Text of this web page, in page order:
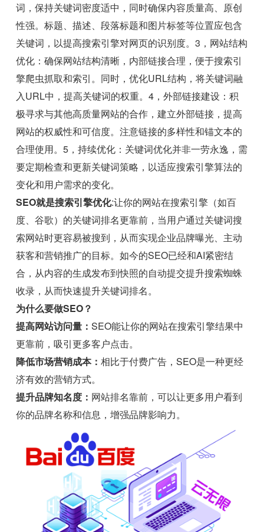
词，保持关键词密度适中，同时确保内容质量高、原创
性强。标题、描述、段落标题和图片标签等位置应包含
关键词，以提高搜索引擎对网页的识别度。3，网站结构
优化：确保网站结构清晰，内部链接合理，便于搜索引
擎爬虫抓取和索引。同时，优化URL结构，将关键词融
入URL中，提高关键词的权重。4，外部链接建设：积
极寻求与其他高质量网站的合作，建立外部链接，提高
网站的权威性和可信度。注意链接的多样性和锚文本的
合理使用。5，持续优化：关键词优化并非一劳永逸，需
要定期检查和更新关键词策略，以适应搜索引擎算法的
变化和用户需求的变化。
SEO就是搜索引擎优化:让你的网站在搜索引擎（如百
度、谷歌）的关键词排名更靠前，当用户通过关键词搜
索网站时更容易被搜到，从而实现企业品牌曝光、主动
获客和营销推广的目标。如今的SEO已经和AI紧密结
合，从内容的生成发布到快照的自动提交提升搜索蜘蛛
收录，从而快速提升关键词排名。
为什么要做SEO？
提高网站访问量：SEO能让你的网站在搜索引擎结果中
更靠前，吸引更多客户点击。
降低市场营销成本：相比于付费广告，SEO是一种更经
济有效的营销方式。
提升品牌知名度： 网站排名靠前，可以让更多用户看到
你的品牌名称和信息，增强品牌影响力。